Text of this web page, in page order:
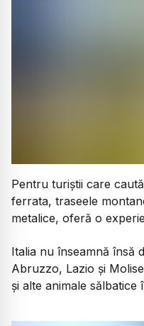
Pentru turiștii care
ferrata, traseele
metalice, oferă o
Italia nu înseamnă însă
Abruzzo, Lazio și
și alte animale